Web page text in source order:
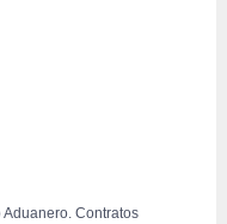
Contratos